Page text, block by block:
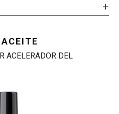
ACELERADOR DEL